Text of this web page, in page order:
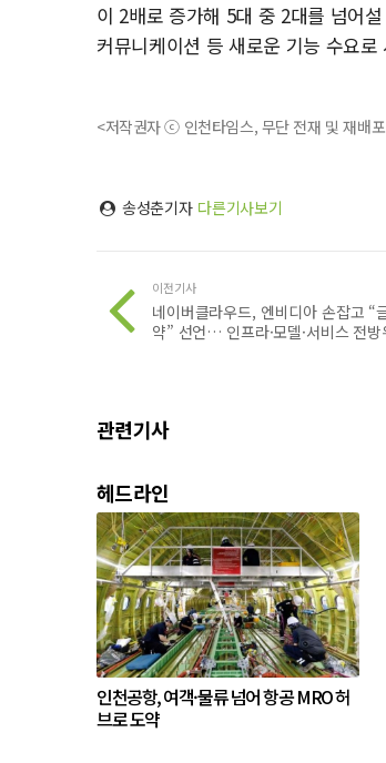
이 2배로 증가해 5대 중 2대를 넘어
커뮤니케이션 등 새로운 기능 수요
<저작권자 ⓒ 인천타임스, 무단 전재 및 재배
송성춘기자 다른기사보기
이전기사
네이버클라우드, 엔비디아 손잡고 “
약” 선언… 인프라·모델·서비스 전
관련기사
헤드라인
인천공항, 여객·물류 넘어 항공 MRO 허
브로 도약